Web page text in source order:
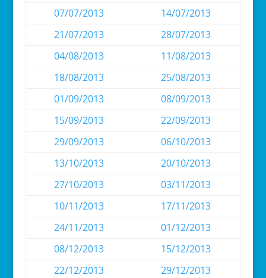
07/07/2013
14/07/2013
21/07/2013
28/07/2013
04/08/2013
11/08/2013
18/08/2013
25/08/2013
01/09/2013
08/09/2013
15/09/2013
22/09/2013
29/09/2013
06/10/2013
13/10/2013
20/10/2013
27/10/2013
03/11/2013
10/11/2013
17/11/2013
24/11/2013
01/12/2013
08/12/2013
15/12/2013
22/12/2013
29/12/2013